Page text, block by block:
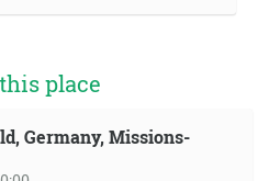
place
Germany, Missions-